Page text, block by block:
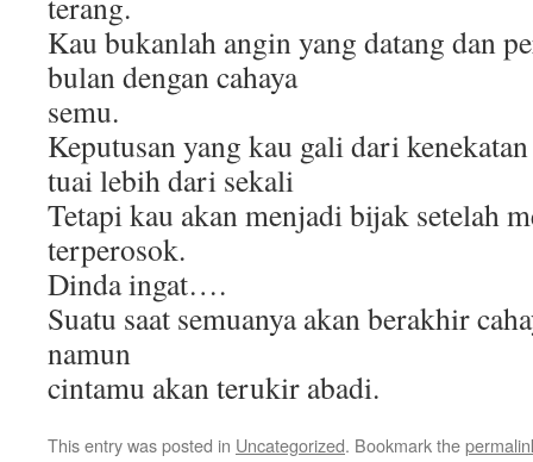
Kau bukanlah angin yang datang dan
bulan dengan cahaya
semu.
Keputusan yang kau gali dari
tuai lebih dari sekali
Tetapi kau akan menjadi bijak setelah
terperosok.
Dinda ingat….
Suatu saat semuanya akan berakhir
namun
cintamu akan terukir abadi.
This entry was posted in Uncategorized. Bookmark the